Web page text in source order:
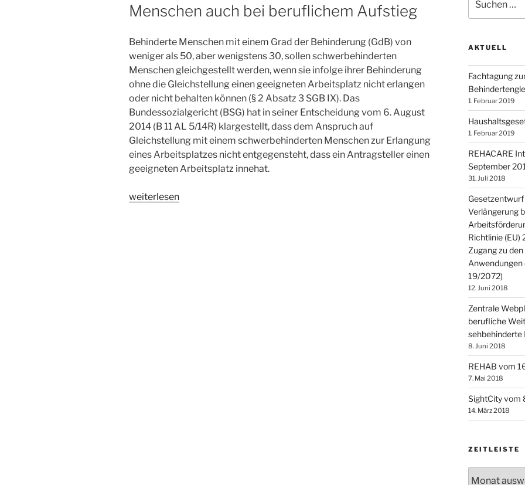
Menschen auch bei beruflichem Aufstieg
Behinderte Menschen mit einem Grad der Behinderung (GdB) von
weniger als 50, aber wenigstens 30, sollen schwerbehinderten
Menschen gleichgestellt werden, wenn sie infolge ihrer Behinderung
ohne die Gleichstellung einen geeigneten Arbeitsplatz nicht erlangen
oder nicht behalten können (§ 2 Absatz 3 SGB IX). Das
Bundessozialgericht (BSG) hat in seiner Entscheidung vom 6. August
2014 (B 11 AL 5/14R) klargestellt, dass dem Anspruch auf
Gleichstellung mit einem schwerbehinderten Menschen zur Erlangung
eines Arbeitsplatzes nicht entgegensteht, dass ein Antragsteller einen
geeigneten Arbeitsplatz innehat.
„Gleichstellung
weiterlesen
nach:
AKTUELL
Fachtagung
1. Februar 2019
1. Februar 2019
REHACARE
September
31. Juli 2018
Verlängerung
Richtlinie (EU)
Zugang zu
Anwendungen
19/2072)
12. Juni 2018
Zentrale
berufliche
8. Juni 2018
REHAB vom
7. Mai 2018
SightCity vom
14. März 2018
ZEITLEISTE